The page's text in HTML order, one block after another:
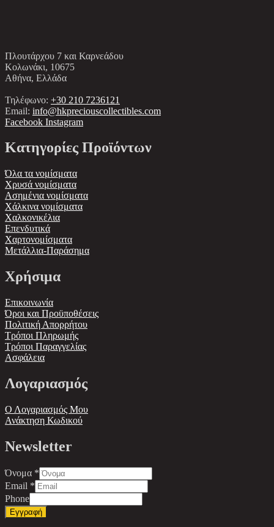
Πλουτάρχου 7 και Καρνεάδου
Κολωνάκι, 10675
Αθήνα, Ελλάδα
Τηλέφωνο: +30 210 7236121
Email: info@hkpreciouscollectibles.com
Facebook Instagram
Κατηγορίες Προϊόντων
Όλα τα νομίσματα
Χρυσά νομίσματα
Ασημένια νομίσματα
Χάλκινα νομίσματα
Χαλκονικέλια
Επενδυτικά
Χαρτονομίσματα
Μετάλλια-Παράσημα
Χρήσιμα
Επικοινωνία
Όροι και Προϋποθέσεις
Πολιτική Απορρήτου
Τρόποι Πληρωμής
Τρόποι Παραγγελίας
Ασφάλεια
Λογαριασμός
Ο Λογαριασμός Μου
Ανάκτηση Κωδικού
Newsletter
Όνομα *
Email *
Phone
Εγγραφή